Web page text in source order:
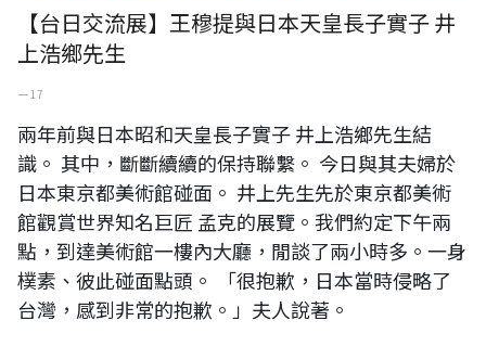
【台日交流展】王穆提與日本天皇長子實子 井
上浩鄉先生
一 17
兩年前與日本昭和天皇長子實子 井上浩鄉先生結
識。 其中，斷斷續續的保持聯繫。 今日與其夫婦於
日本東京都美術館碰面。 井上先生先於東京都美術
館觀賞世界知名巨匠 孟克的展覽。我們約定下午兩
點，到達美術館一樓內大廳，閒談了兩小時多。一身
樸素、彼此碰面點頭。 「很抱歉，日本當時侵略了
台灣，感到非常的抱歉。」夫人說著。